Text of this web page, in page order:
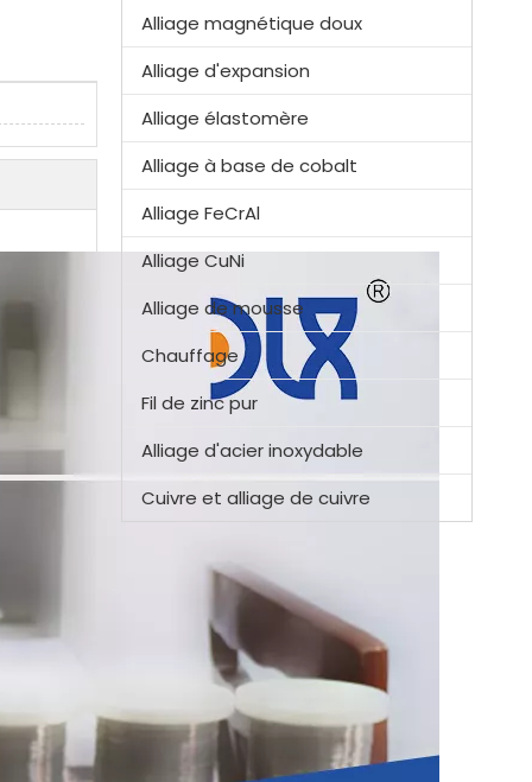
Alliage magnétique doux
Alliage d'expansion
Alliage élastomère
Alliage à base de cobalt
Alliage FeCrAl
Alliage CuNi
Alliage de mousse
Chauffage
Fil de zinc pur
Alliage d'acier inoxydable
Cuivre et alliage de cuivre